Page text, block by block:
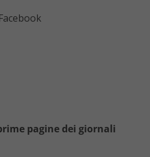
pagine dei giornali